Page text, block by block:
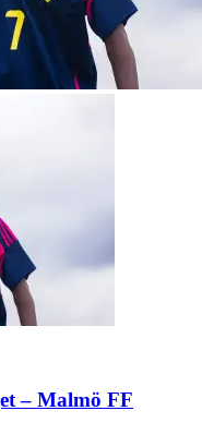
– Malmö FF